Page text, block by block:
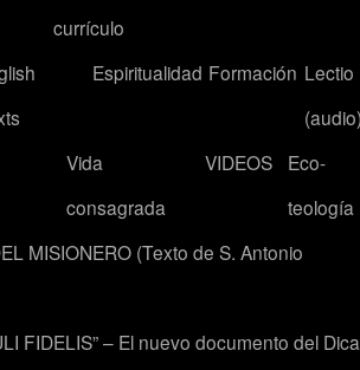
currículo
Espiritualidad Formación Lectio
Vida
consagrada
VIDEOS
Eco-
teología
MISIONERO (Texto de S. Antonio
FIDELIS” – El nuevo documento del